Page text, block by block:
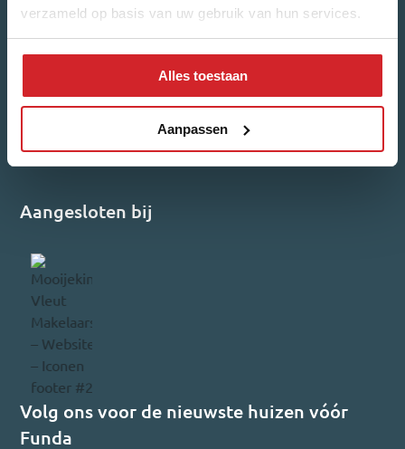
verzameld op basis van uw gebruik van hun services.
Alles toestaan
Aanpassen
Ik ga akkoord met het privacybeleid
Reviews
4,7/5540 reviews
Aangesloten bij
Volg ons voor de nieuwste huizen vóór
Funda